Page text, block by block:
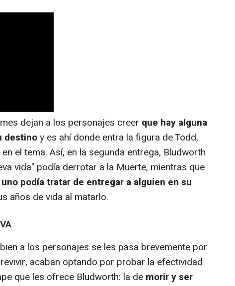
dejan a los personajes creer que hay alguna
destinoy es ahí donde entra la figura de Todd,
el tema. Así, en la segunda entrega, Bludworth
vida" podía derrotar a la Muerte, mientras que
uno podía tratar de entregar a alguien en su
años de vida al matarlo.
a los personajes se les pasa brevemente por
acaban optando por probar la efectividad
que les ofrece Bludworth: la de morir y ser